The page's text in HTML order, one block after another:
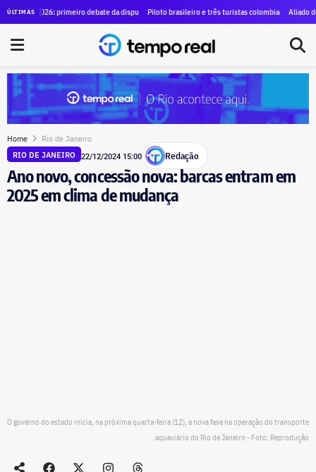
ÚLTIMASde mais de R$ 100 milhões, Duque de Caxias renova outro vínculo milionário com a
primeiro debate da disputa pelo governo do estado do Rio será neste domingo (09) com
Piloto brasileiro e três turistas colombianas da mesma família
Aliado de Castro,
Home Rio de Janeiro
RIO DE JANEIRO 22/12/2024 15:00 Redação
Ano novo, concessão nova: barcas entram em
2025 em clima de mudança
O governo do estado inicia, na próxima quarta-feira (12), a nova fase na operação do transporte
aquaviário do Rio de Janeiro - Foto: Reprodução